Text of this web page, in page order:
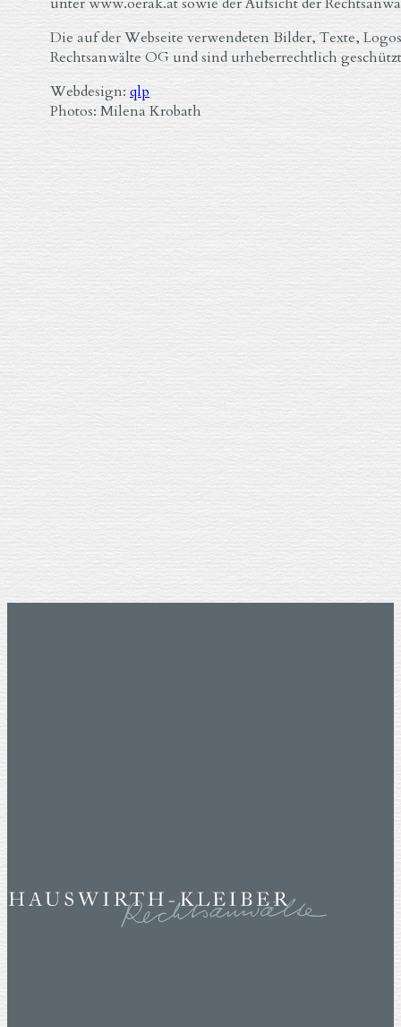
Die auf der Webseite verwendeten Bilder, Texte,
Rechtsanwälte OG und sind urheberrechtlich
Webdesign: qlp
Photos: Milena Krobath